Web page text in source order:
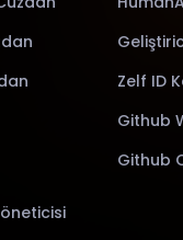
Zelf ID
Github
Github